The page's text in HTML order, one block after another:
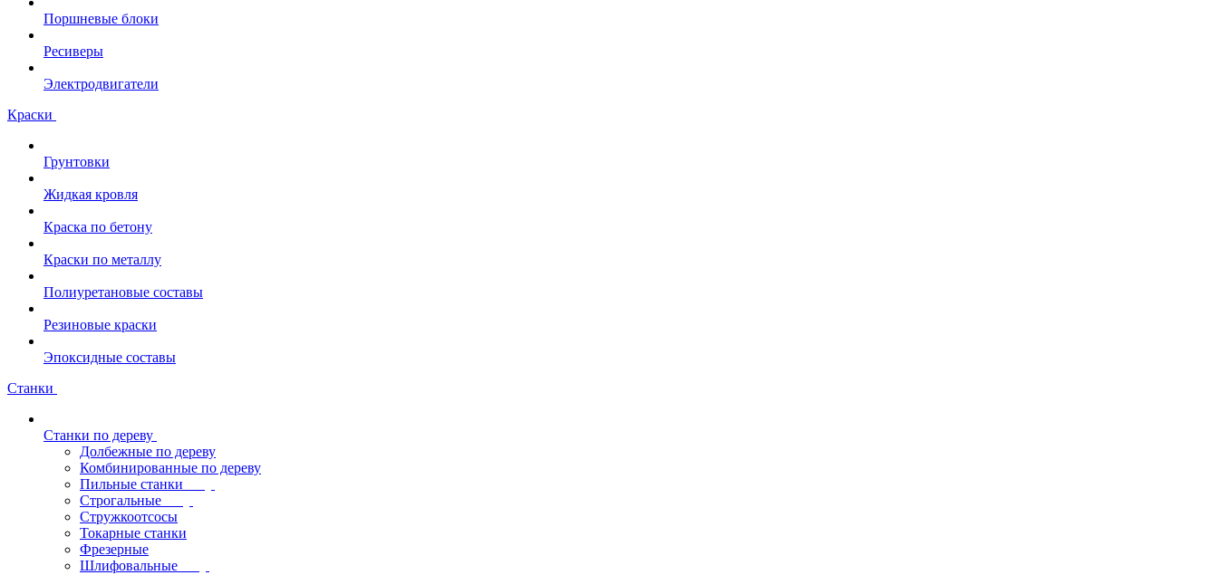
Поршневые блоки
Ресиверы
Электродвигатели
Краски
Грунтовки
Жидкая кровля
Краска по бетону
Краски по металлу
Полиуретановые составы
Резиновые краски
Эпоксидные составы
Станки
Станки по дереву
Долбежные по дереву
Комбинированные по дереву
Пильные станки
Строгальные
Стружкоотсосы
Токарные станки
Фрезерные
Шлифовальные